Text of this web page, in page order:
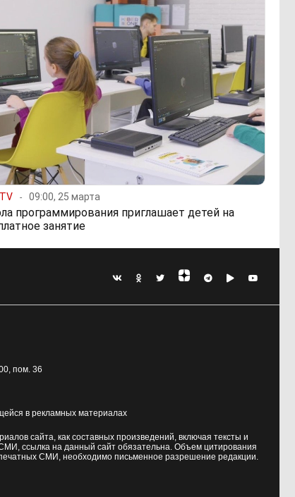
09:00, 25 марта
программирования приглашает детей на
занятие
, пом. 36
в рекламных материалах
сайта, как составных произведений, включая тексты и
ссылка на данный сайт обязательна. Объем цитирования
СМИ, необходимо письменное разрешение редакции.